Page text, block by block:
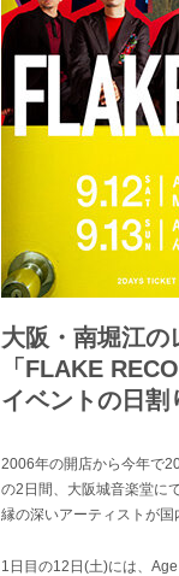
大阪・南堀江の
「FLAKE
イベントの日割
2006年の開店から今年で
の2日間、大阪城音楽堂に
縁の深いアーティストが国
1日目の12日(土)には、